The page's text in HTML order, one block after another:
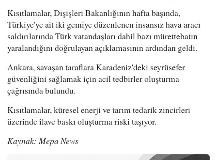
Kısıtlamalar, Dışişleri Bakanlığının hafta başında,
Türkiye'ye ait iki gemiye düzenlenen insansız hava aracı
saldırılarında Türk vatandaşları dahil bazı mürettebatın
yaralandığını doğrulayan açıklamasının ardından geldi.
Ankara, savaşan taraflara Karadeniz'deki seyrüsefer
güvenliğini sağlamak için acil tedbirler oluşturma
çağrısında bulundu.
Kısıtlamalar, küresel enerji ve tarım tedarik zincirleri
üzerinde ilave baskı oluşturma riski taşıyor.
Kaynak: Mepa News